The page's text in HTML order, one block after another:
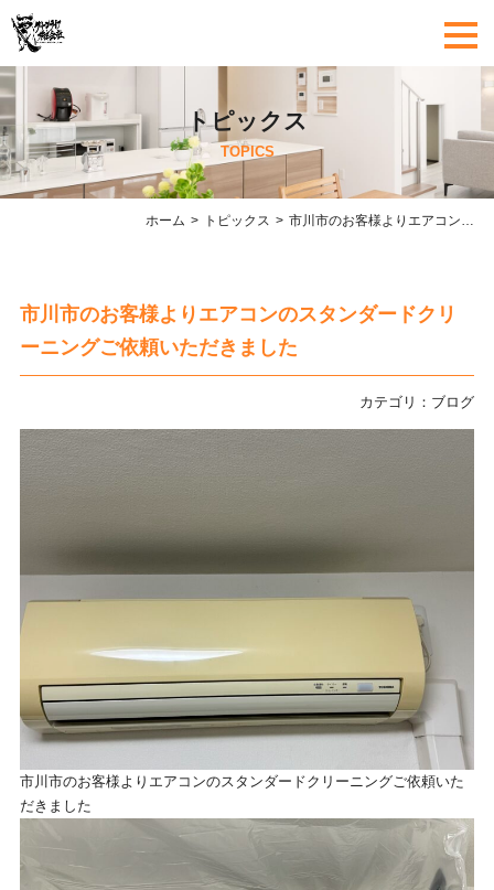
トピックス
TOPICS
ホーム トピックス 市川市のお客様よりエアコンのスタンダードクリーニングご依頼いただきました
市川市のお客様よりエアコンのスタンダードクリ
ーニングご依頼いただきました
カテゴリ： ブログ
市川市のお客様よりエアコンのスタンダードクリーニングご依頼いた
だきました